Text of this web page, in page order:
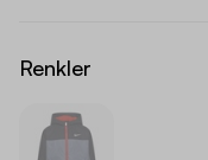
Renkler